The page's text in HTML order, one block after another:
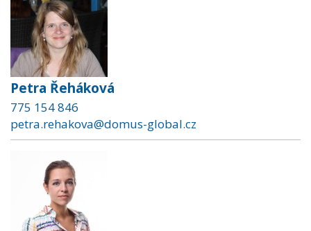
Petra Řeháková
775 154 846
petra.rehakova@domus-global.cz